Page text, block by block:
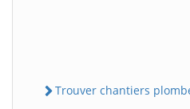
Trouver chantiers